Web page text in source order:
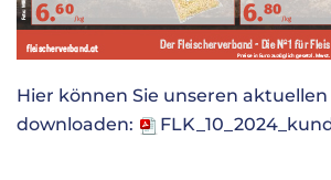
Hier können Sie unseren
downloaden: